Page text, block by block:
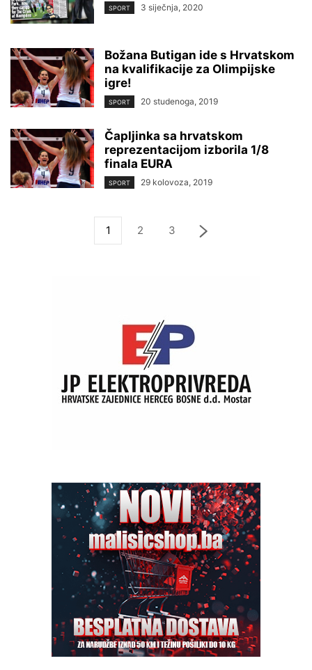
SPORT 3 siječnja, 2020
Božana Butigan ide s Hrvatskom
na kvalifikacije za Olimpijske
igre!
SPORT 20 studenoga, 2019
Čapljinka sa hrvatskom
reprezentacijom izborila 1/8
finala EURA
SPORT 29 kolovoza, 2019
1 2 3